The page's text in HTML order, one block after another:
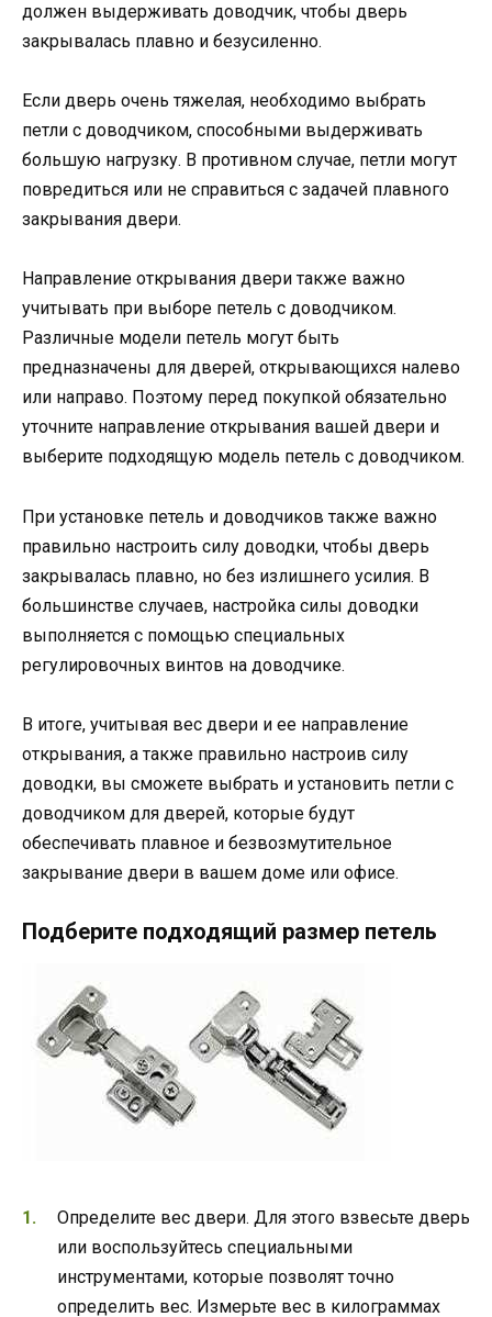
должен выдерживать доводчик, чтобы дверь
закрывалась плавно и безусиленно.
Если дверь очень тяжелая, необходимо выбрать
петли с доводчиком, способными выдерживать
большую нагрузку. В противном случае, петли могут
повредиться или не справиться с задачей плавного
закрывания двери.
Направление открывания двери также важно
учитывать при выборе петель с доводчиком.
Различные модели петель могут быть
предназначены для дверей, открывающихся налево
или направо. Поэтому перед покупкой обязательно
уточните направление открывания вашей двери и
выберите подходящую модель петель с доводчиком.
При установке петель и доводчиков также важно
правильно настроить силу доводки, чтобы дверь
закрывалась плавно, но без излишнего усилия. В
большинстве случаев, настройка силы доводки
выполняется с помощью специальных
регулировочных винтов на доводчике.
В итоге, учитывая вес двери и ее направление
открывания, а также правильно настроив силу
доводки, вы сможете выбрать и установить петли с
доводчиком для дверей, которые будут
обеспечивать плавное и безвозмутительное
закрывание двери в вашем доме или офисе.
Подберите подходящий размер петель
Определите вес двери. Для этого взвесьте дверь
или воспользуйтесь специальными
инструментами, которые позволят точно
определить вес. Измерьте вес в килограммах